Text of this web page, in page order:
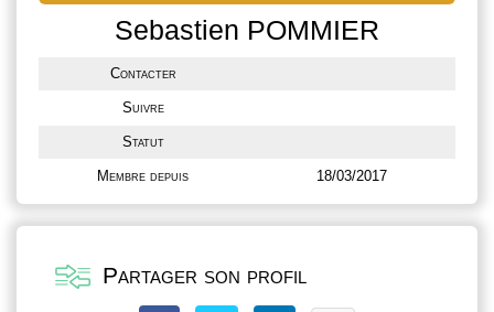
Sebastien POMMIER
Contacter
Suivre
Statut
Membre depuis 18/03/2017
Partager son profil